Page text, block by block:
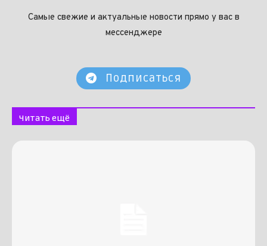
Самые свежие и актуальные новости прямо у вас в
мессенджере
Подписаться
Читать ещё